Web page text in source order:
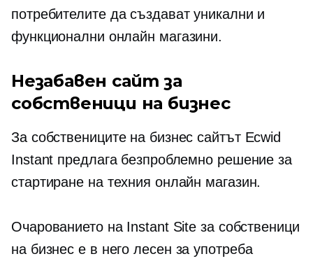
потребителите да създават уникални и
функционални онлайн магазини.
Незабавен сайт за
собственици на бизнес
За собствениците на бизнес сайтът Ecwid
Instant предлага безпроблемно решение за
стартиране на техния онлайн магазин.
Очарованието на Instant Site за собственици
на бизнес е в неголесен за употреба